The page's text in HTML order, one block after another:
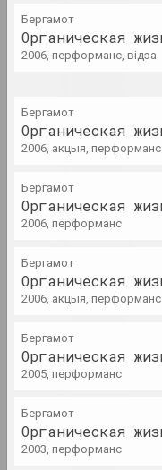
Бергамот
Органическая
2006, перформанс, відэа
Бергамот
Органическая
2006, акцыя, перформанс
Бергамот
Органическая
2006, перформанс
Бергамот
Органическая
2006, акцыя, перформанс
Бергамот
Органическая
2005, перформанс
Бергамот
Органическая
2003, перформанс